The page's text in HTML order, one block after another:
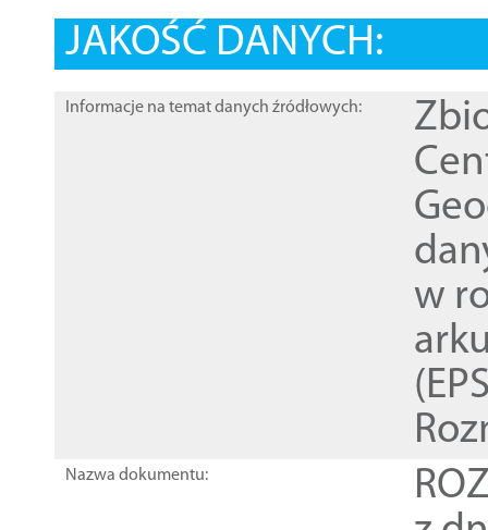
JAKOŚĆ DANYCH:
Informacje na temat danych źródłowych:
w
Nazwa dokumentu: